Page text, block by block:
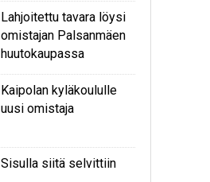
Lahjoitettu tavara löysi
omistajan Palsanmäen
huutokaupassa
Kaipolan kyläkoululle
uusi omistaja
Sisulla siitä selvittiin